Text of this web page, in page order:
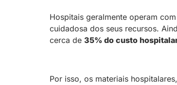
Hospitais geralmente operam
cuidadosa dos seus recursos.
cerca de 35% do custo
Por isso, os materiais